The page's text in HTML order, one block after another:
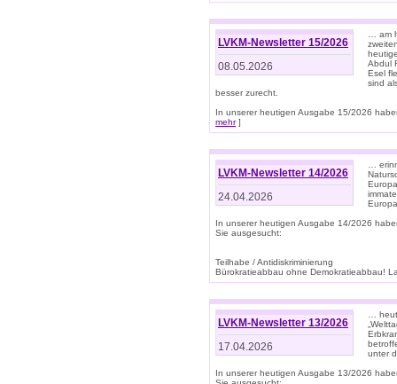
LVKM-Newsletter 15/2026
08.05.2026
… am
Abdul
Esel
sind
besser zurecht.
In unserer heutigen Ausgabe 15/2026
mehr]
LVKM-Newsletter 14/2026
24.04.2026
…
In unserer heutigen Ausgabe 14/2026
Sie ausgesucht:
Teilhabe / Antidiskriminierung
Bürokratieabbau ohne Demokratieabbau!
LVKM-Newsletter 13/2026
17.04.2026
…
unter
In unserer heutigen Ausgabe 13/2026